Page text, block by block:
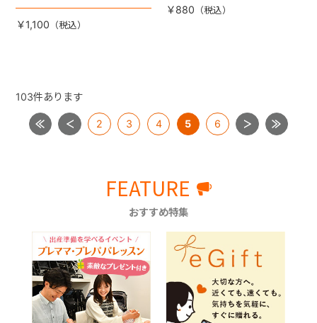
￥1,100
￥880
103件あります
2 3 4 5 6
FEATURE
おすすめ特集